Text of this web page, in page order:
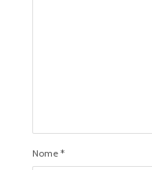
Nome *